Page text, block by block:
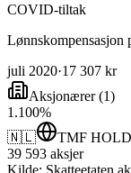
COVID-tiltak
Lønnskompensasjon
juli 2020·17 307 kr
Aksjonærer(1)
1 .100%
🇳🇱
TMF
39 593 aksjer
Kilde: Skatteetaten